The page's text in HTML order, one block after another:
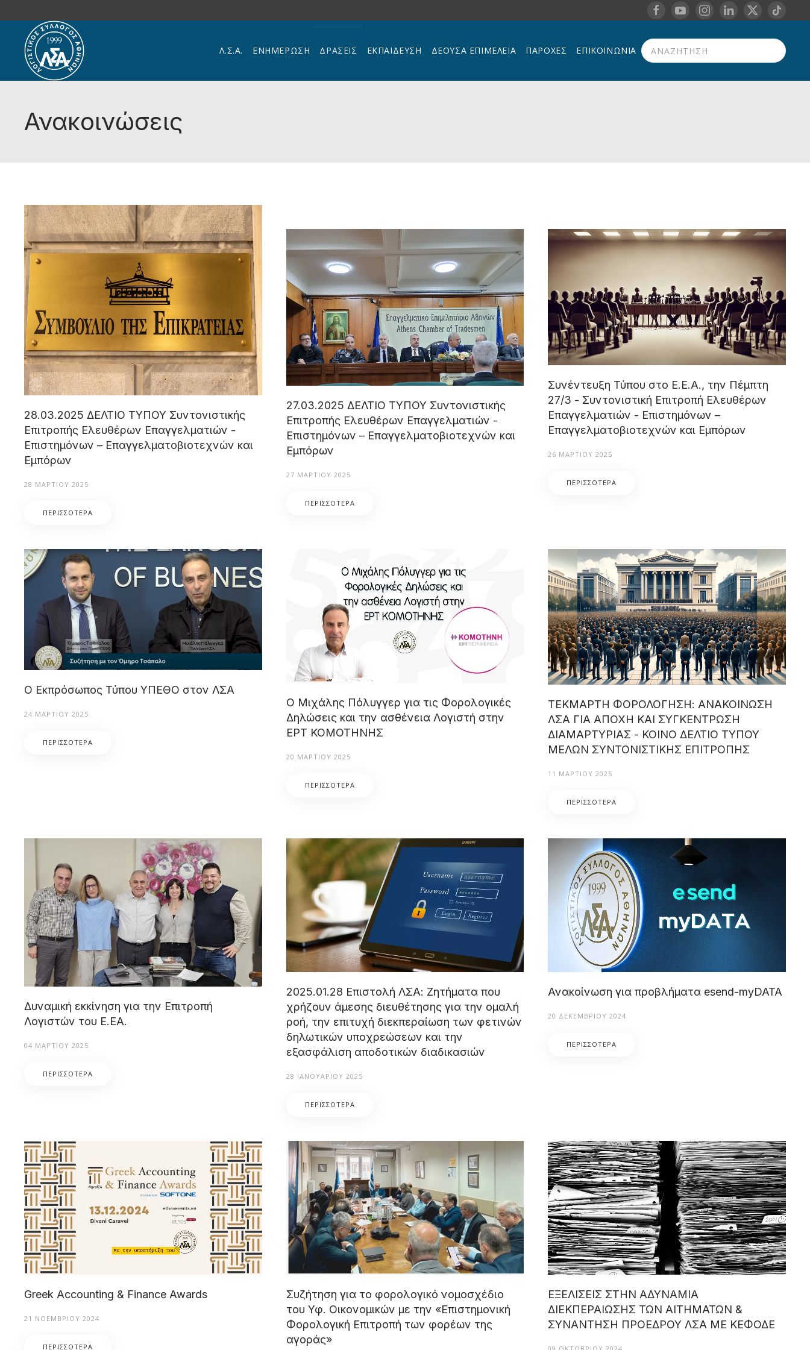
Skip to main content
Λ.Σ.Α. ΕΝΗΜΕΡΩΣΗ ΔΡΑΣΕΙΣ ΕΚΠΑΊΔΕΥΣΗ ΔΕΟΥΣΑ ΕΠΙΜΕΛΕΙΑ ΠΑΡΟΧΈΣ
ΕΠΙΚΟΙΝΩΝΊΑ
Ανακοινώσεις
28.03.2025 ΔΕΛΤΙΟ ΤΥΠΟΥ Συντονιστικής
Επιτροπής Ελευθέρων Επαγγελματιών -
Επιστημόνων – Επαγγελματοβιοτεχνών και
Εμπόρων
28 ΜΑΡΤΊΟΥ 2025
ΠΕΡΙΣΣΌΤΕΡΑ
27.03.2025 ΔΕΛΤΙΟ ΤΥΠΟΥ Συντονιστικής
Επιτροπής Ελευθέρων Επαγγελματιών -
Επιστημόνων – Επαγγελματοβιοτεχνών και
Εμπόρων
27 ΜΑΡΤΊΟΥ 2025
ΠΕΡΙΣΣΌΤΕΡΑ
Συνέντευξη Τύπου στο Ε.Ε.Α., την Πέμπτη
27/3 - Συντονιστική Επιτροπή Ελευθέρων
Επαγγελματιών - Επιστημόνων –
Επαγγελματοβιοτεχνών και Εμπόρων
26 ΜΑΡΤΊΟΥ 2025
ΠΕΡΙΣΣΌΤΕΡΑ
Ο Εκπρόσωπος Τύπου ΥΠΕΘΟ στον ΛΣΑ
24 ΜΑΡΤΊΟΥ 2025
ΠΕΡΙΣΣΌΤΕΡΑ
Ο Μιχάλης Πόλυγγερ για τις Φορολογικές
Δηλώσεις και την ασθένεια Λογιστή στην
ΕΡΤ ΚΟΜΟΤΗΝΗΣ
20 ΜΑΡΤΊΟΥ 2025
ΠΕΡΙΣΣΌΤΕΡΑ
ΤΕΚΜΑΡΤΗ ΦΟΡΟΛΟΓΗΣΗ: ΑΝΑΚΟΙΝΩΣΗ
ΛΣΑ ΓΙΑ ΑΠΟΧΗ ΚΑΙ ΣΥΓΚΕΝΤΡΩΣΗ
ΔΙΑΜΑΡΤΥΡΙΑΣ - ΚΟΙΝΟ ΔΕΛΤΙΟ ΤΥΠΟΥ
ΜΕΛΩΝ ΣΥΝΤΟΝΙΣΤΙΚΗΣ ΕΠΙΤΡΟΠΗΣ
11 ΜΑΡΤΊΟΥ 2025
ΠΕΡΙΣΣΌΤΕΡΑ
Δυναμική εκκίνηση για την Επιτροπή
Λογιστών του Ε.ΕΑ.
04 ΜΑΡΤΊΟΥ 2025
ΠΕΡΙΣΣΌΤΕΡΑ
2025.01.28 Επιστολή ΛΣΑ: Ζητήματα που
χρήζουν άμεσης διευθέτησης για την ομαλή
ροή, την επιτυχή διεκπεραίωση των φετινών
δηλωτικών υποχρεώσεων και την
εξασφάλιση αποδοτικών διαδικασιών
28 ΙΑΝΟΥΑΡΊΟΥ 2025
ΠΕΡΙΣΣΌΤΕΡΑ
Ανακοίνωση για προβλήματα esend-myDATA
20 ΔΕΚΕΜΒΡΊΟΥ 2024
ΠΕΡΙΣΣΌΤΕΡΑ
Greek Accounting & Finance Awards
21 ΝΟΕΜΒΡΊΟΥ 2024
ΠΕΡΙΣΣΌΤΕΡΑ
Συζήτηση για το φορολογικό νομοσχέδιο
του Υφ. Οικονομικών με την «Επιστημονική
Φορολογική Επιτροπή των φορέων της
αγοράς»
ΕΞΕΛΙΣΕΙΣ ΣΤΗΝ ΑΔΥΝΑΜΙΑ
ΔΙΕΚΠΕΡΑΙΩΣΗΣ ΤΩΝ ΑΙΤΗΜΑΤΩΝ &
ΣΥΝΑΝΤΗΣΗ ΠΡΟΕΔΡΟΥ ΛΣΑ ΜΕ ΚΕΦΟΔΕ